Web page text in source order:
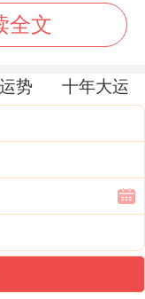
然存在。尤其
动时务必收敛
傲物引发不必
损，谦受
设而非批
顺畅运转，
全文
势 十年大运